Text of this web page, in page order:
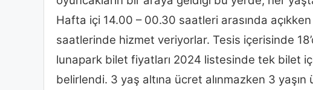
Hafta içi 14.00 – 00.30 saatleri arasında
saatlerinde hizmet veriyorlar. Tesis içerisinde
lunapark bilet fiyatları 2024 listesinde tek bilet
belirlendi. 3 yaş altına ücret alınmazken 3